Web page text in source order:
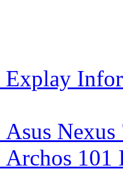
Nexus
101